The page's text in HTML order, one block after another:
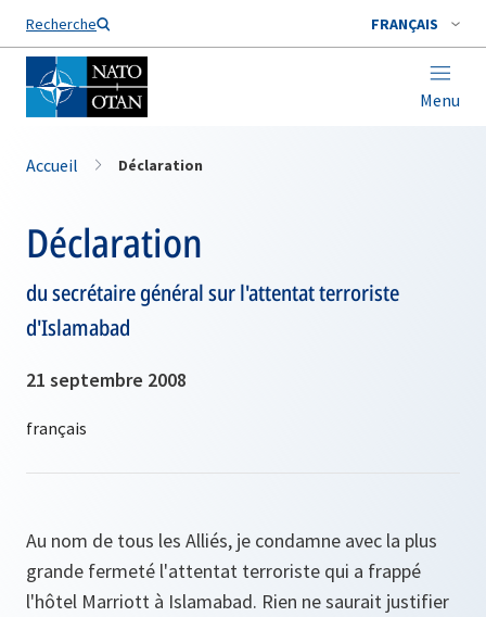
Recherche FRANÇAIS
Menu
Nom de famille*
Accueil Déclaration
Déclaration
du secrétaire général sur l'attentat terroriste
d'Islamabad
21 septembre 2008
Au nom de tous les Alliés, je condamne avec la plus
grande fermeté l'attentat terroriste qui a frappé
l'hôtel Marriott à Islamabad. Rien ne saurait justifier